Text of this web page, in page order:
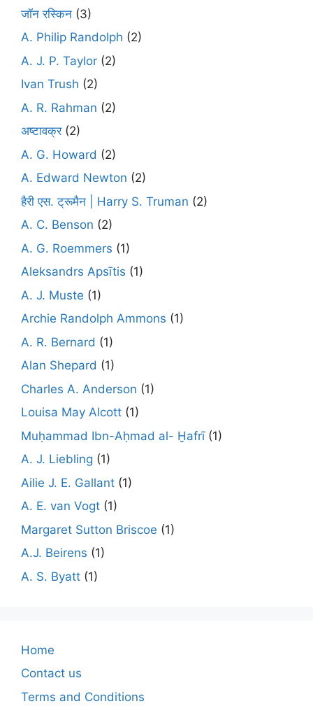
जॉन रस्किन (3)
A. Philip Randolph (2)
A. J. P. Taylor (2)
Ivan Trush (2)
A. R. Rahman (2)
अष्टावक्र(2)
A. G. Howard (2)
A. Edward Newton (2)
हैरी एस. ट्रूमैन | Harry S. Truman (2)
A. C. Benson (2)
A. G. Roemmers (1)
Aleksandrs Apsītis (1)
A. J. Muste (1)
Archie Randolph Ammons (1)
A. R. Bernard (1)
Alan Shepard (1)
Charles A. Anderson (1)
Louisa May Alcott (1)
Muḥammad Ibn-Aḥmad al- Ḫafrī(1)
A. J. Liebling (1)
Ailie J. E. Gallant (1)
A. E. van Vogt (1)
Margaret Sutton Briscoe (1)
A.J. Beirens (1)
A. S. Byatt (1)
Home
Contact us
Terms and Conditions